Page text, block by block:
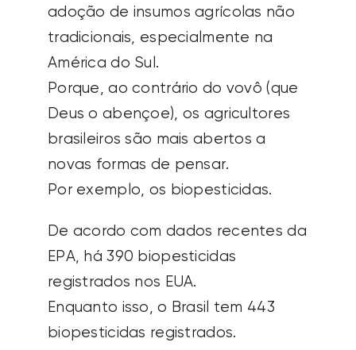
adoção de insumos agrícolas não
tradicionais, especialmente na
América do Sul.
Porque, ao contrário do vovô (que
Deus o abençoe), os agricultores
brasileiros são mais abertos a
novas formas de pensar.
Por exemplo, os biopesticidas.
De acordo com dados recentes da
EPA, há 390 biopesticidas
registrados nos EUA.
Enquanto isso, o Brasil tem 443
biopesticidas registrados.